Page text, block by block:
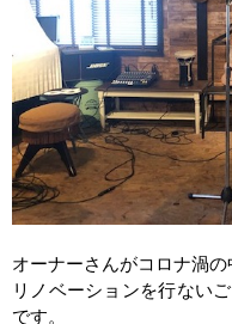
オーナーさんがコロナ渦
リノベーションを行ない
です。